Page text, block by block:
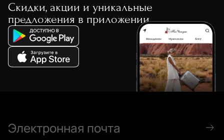
Скидки, акции и уникальные
предложения в приложении